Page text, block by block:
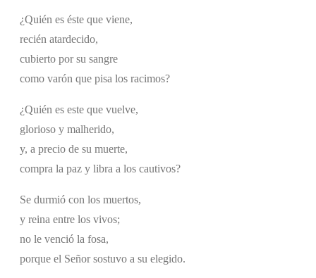
¿Quién es éste que viene,
recién atardecido,
cubierto por su sangre
como varón que pisa los racimos?
¿Quién es este que vuelve,
glorioso y malherido,
y, a precio de su muerte,
compra la paz y libra a los cautivos?
Se durmió con los muertos,
y reina entre los vivos;
no le venció la fosa,
porque el Señor sostuvo a su elegido.